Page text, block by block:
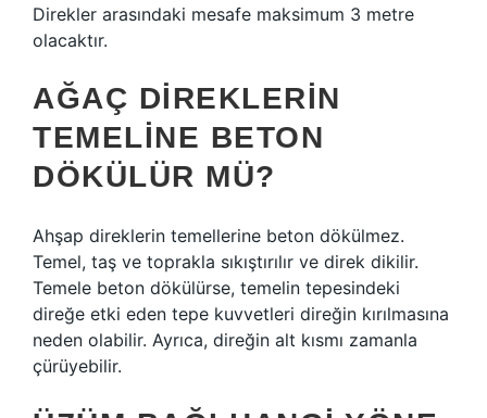
Direkler arasındaki mesafe maksimum 3 metre
olacaktır.
AĞAÇ DIREKLERIN
TEMELINE BETON
DÖKÜLÜR MÜ?
Ahşap direklerin temellerine beton dökülmez.
Temel, taş ve toprakla sıkıştırılır ve direk dikilir.
Temele beton dökülürse, temelin tepesindeki
direğe etki eden tepe kuvvetleri direğin kırılmasına
neden olabilir. Ayrıca, direğin alt kısmı zamanla
çürüyebilir.